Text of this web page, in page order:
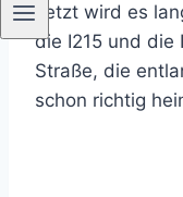
Jetzt wird es
die I215 und die
Straße, die
schon richtig